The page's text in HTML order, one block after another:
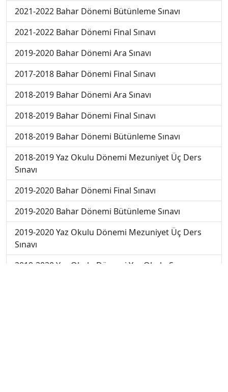
2021-2022 Bahar Dönemi Bütünleme Sınavı
2021-2022 Bahar Dönemi Final Sınavı
2019-2020 Bahar Dönemi Ara Sınavı
2017-2018 Bahar Dönemi Final Sınavı
2018-2019 Bahar Dönemi Ara Sınavı
2018-2019 Bahar Dönemi Final Sınavı
2018-2019 Bahar Dönemi Bütünleme Sınavı
2018-2019 Yaz Okulu Dönemi Mezuniyet Üç Ders
Sınavı
2019-2020 Bahar Dönemi Final Sınavı
2019-2020 Bahar Dönemi Bütünleme Sınavı
2019-2020 Yaz Okulu Dönemi Mezuniyet Üç Ders
Sınavı
2019-2020 Yaz Okulu Dönemi Yaz Okulu Sınavı